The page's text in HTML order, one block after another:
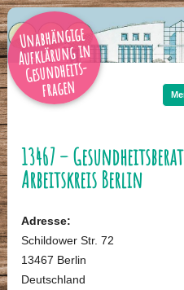
Unabhängige
Aufklärung in
Gesundheits-
fragen
13467 –
Arbeitskreis Berlin
Adresse:
Schildower Str. 72
13467 Berlin
Deutschland